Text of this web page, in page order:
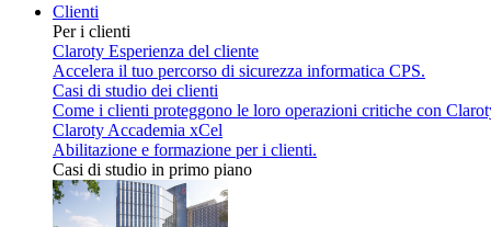
Clienti
Per i clienti
Claroty Esperienza del cliente
Accelera il tuo percorso di sicurezza informatica CPS.
Casi di studio dei clienti
Come i clienti proteggono le loro operazioni critiche con
Claroty Accademia xCel
Abilitazione e formazione per i clienti.
Casi di studio in primo piano